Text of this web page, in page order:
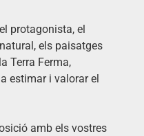
protagonista, el
els paisatges
Terra Ferma,
estimar i valorar el
amb els vostres